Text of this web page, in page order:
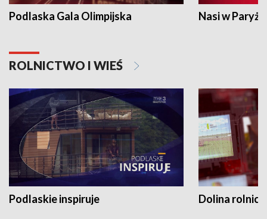
Podlaska Gala Olimpijska Nasi w Paryżu
ROLNICTWO I WIEŚ
Podlaskie inspiruje Dolina